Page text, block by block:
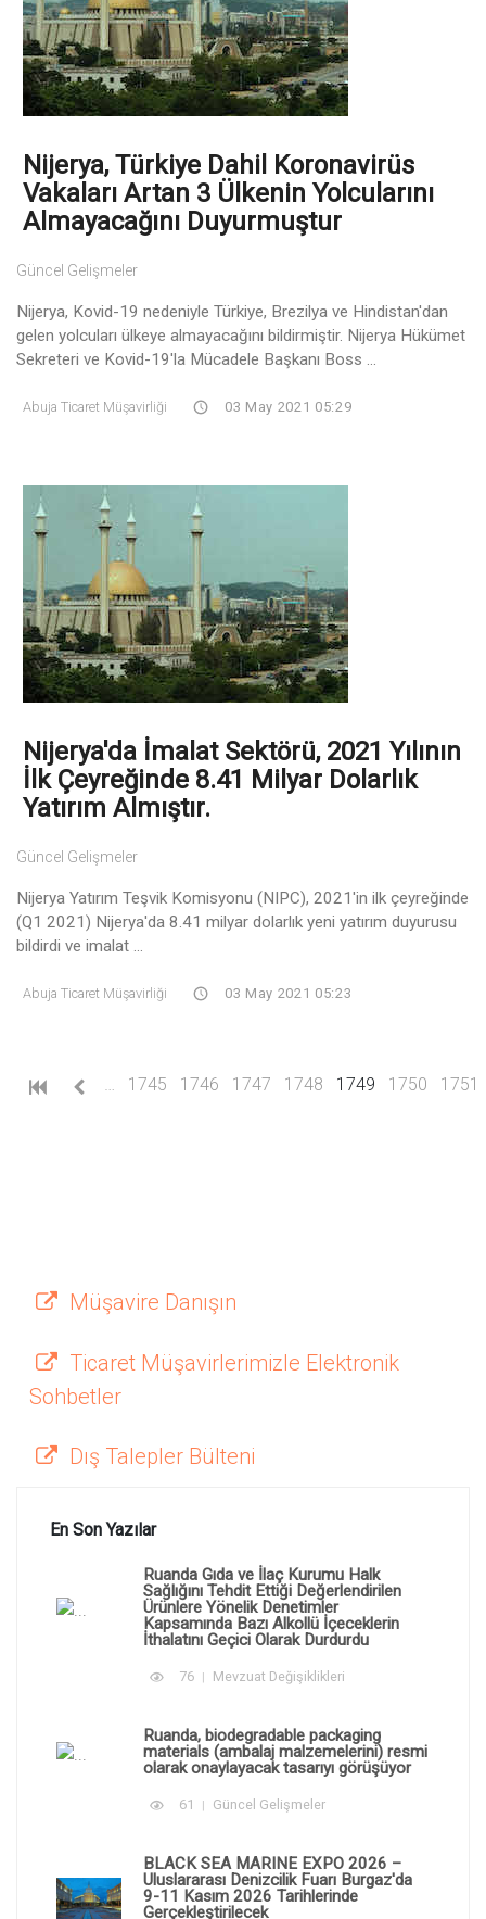
Nijerya, Türkiye Dahil Koronavirüs
Vakaları Artan 3 Ülkenin Yolcularını
Almayacağını Duyurmuştur
Güncel Gelişmeler
Nijerya, Kovid-19 nedeniyle Türkiye, Brezilya ve Hindistan'dan
gelen yolcuları ülkeye almayacağını bildirmiştir. Nijerya Hükümet
Sekreteri ve Kovid-19'la Mücadele Başkanı Boss ...
Abuja Ticaret Müşavirliği 03 May 2021 05:29
Nijerya'da İmalat Sektörü, 2021 Yılının
İlk Çeyreğinde 8.41 Milyar Dolarlık
Yatırım Almıştır.
Güncel Gelişmeler
Nijerya Yatırım Teşvik Komisyonu (NIPC), 2021'in ilk çeyreğinde
(Q1 2021) Nijerya'da 8.41 milyar dolarlık yeni yatırım duyurusu
bildirdi ve imalat ...
Abuja Ticaret Müşavirliği 03 May 2021 05:23
1745 1746 1747 1748 1749 (current)
1750 1751
Müşavire Danışın
Ticaret Müşavirlerimizle Elektronik
Sohbetler
Dış Talepler Bülteni
En Son Yazılar
Ruanda Gıda ve İlaç Kurumu Halk
Sağlığını Tehdit Ettiği Değerlendirilen
Ürünlere Yönelik Denetimler
Kapsamında Bazı Alkollü İçeceklerin
İthalatını Geçici Olarak Durdurdu
76 Mevzuat Değişiklikleri
Ruanda, biodegradable packaging
materials (ambalaj malzemelerini) resmi
olarak onaylayacak tasarıyı görüşüyor
61 Güncel Gelişmeler
BLACK SEA MARINE EXPO 2026 –
Uluslararası Denizcilik Fuarı Burgaz'da
9-11 Kasım 2026 Tarihlerinde
Gerçekleştirilecek